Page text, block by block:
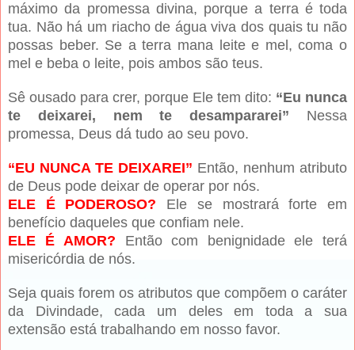
máximo da promessa divina, porque a terra é toda
tua. Não há um riacho de água viva dos quais tu não
possas beber. Se a terra mana leite e mel, coma o
mel e beba o leite, pois ambos são teus.
Sê ousado para crer, porque Ele tem dito: “Eu nunca
te deixarei, nem te desampararei” Nessa
promessa, Deus dá tudo ao seu povo.
“EU NUNCA TE DEIXAREI” Então, nenhum atributo
de Deus pode deixar de operar por nós.
ELE É PODEROSO? Ele se mostrará forte em
benefício daqueles que confiam nele.
ELE É AMOR? Então com benignidade ele terá
misericórdia de nós.
Seja quais forem os atributos que compõem o caráter
da Divindade, cada um deles em toda a sua
extensão está trabalhando em nosso favor.